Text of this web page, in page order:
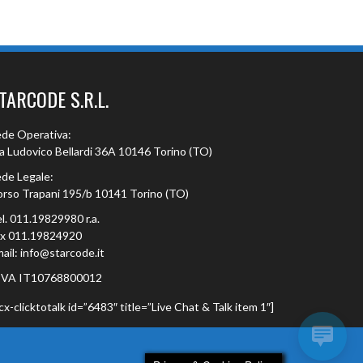
S.R.L.
Operativa:
Ludovico Bellardi 36A 10146 Torino (TO)
Legale:
Trapani 195/b 10141 Torino (TO)
011.19829980 r.a.
011.19824920
info@starcode.it
IT10768800012
clicktotalk id=”6483″ title=”Live Chat & Talk item 1″]